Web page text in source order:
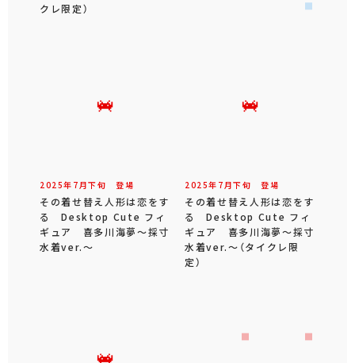
クレ限定）
2025年 7 月下旬 登場
その着せ替え人形は恋をす
る Desktop Cute フィ
ギュア 喜多川海夢～採寸
水着ver.～
2025年 7 月下旬 登場
その着せ替え人形は恋をす
る Desktop Cute フィ
ギュア 喜多川海夢～採寸
水着ver.～（タイクレ限
定）